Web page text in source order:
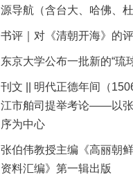
源导航（含台大、哈佛、杜
书评｜对《清朝开海》的
东京大学公布一批新的“琉
刊文 || 明代正德年间（
江市舶司提举考论——以
序为中心
张伯伟教授主编《高丽朝
资料汇编》第一辑出版